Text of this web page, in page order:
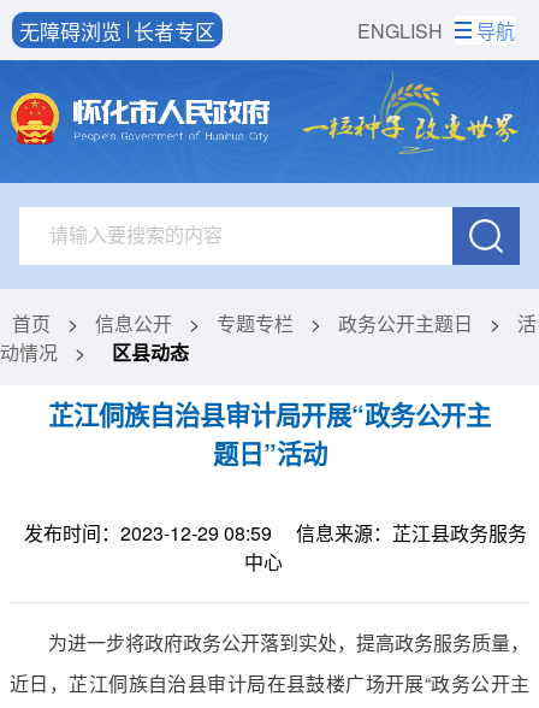
ENGLISH
无障碍浏览 长者专区 导航
首页 > 信息公开 > 专题专栏 > 政务公开主题日 >
活
动情况
> 区县动态
芷江侗族自治县审计局开展“政务公开主
题日”活动
发布时间：2023-12-29 08:59
信息来源：芷江县政务服务
中心
为进一步将政府政务公开落到实处，提高政务服务质量，
近日，芷江侗族自治县审计局在县鼓楼广场开展“政务公开主